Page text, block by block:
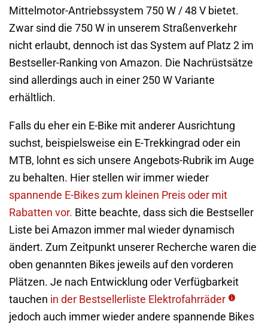
Mittelmotor-Antriebssystem 750 W / 48 V bietet.
Zwar sind die 750 W in unserem Straßenverkehr
nicht erlaubt, dennoch ist das System auf Platz 2 im
Bestseller-Ranking von Amazon. Die Nachrüstsätze
sind allerdings auch in einer 250 W Variante
erhältlich.
Falls du eher ein E-Bike mit anderer Ausrichtung
suchst, beispielsweise ein E-Trekkingrad oder ein
MTB, lohnt es sich unsere Angebots-Rubrik im Auge
zu behalten. Hier stellen wir immer wieder
spannende E-Bikes zum kleinen Preis oder mit
Rabatten vor. Bitte beachte, dass sich die Bestseller
Liste bei Amazon immer mal wieder dynamisch
ändert. Zum Zeitpunkt unserer Recherche waren die
oben genannten Bikes jeweils auf den vorderen
Plätzen. Je nach Entwicklung oder Verfügbarkeit
tauchen in der Bestsellerliste Elektrofahrräder
jedoch auch immer wieder andere spannende Bikes